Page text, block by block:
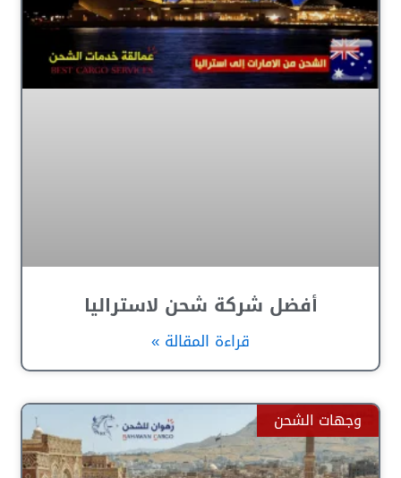
أفضل شركة شحن لاستراليا
قراءة المقالة »
وجهات الشحن